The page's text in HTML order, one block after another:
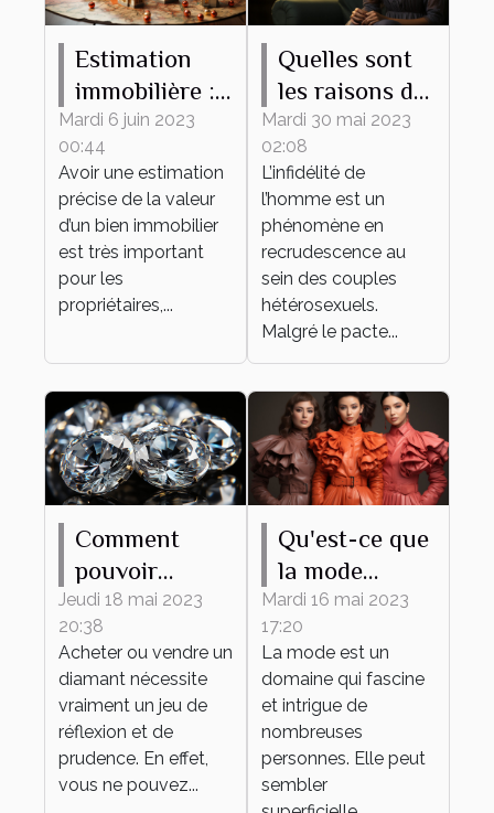
Estimation
immobilière :
ce qu’il faut
savoir
Mardi 6 juin 2023
00:44
Avoir une estimation
précise de la valeur
d’un bien immobilier
est très important
pour les
propriétaires,...
Quelles sont
les raisons de
l’infidélité de
l’homme dans
un couple ?
Mardi 30 mai 2023
02:08
L’infidélité de
l’homme est un
phénomène en
recrudescence au
sein des couples
hétérosexuels.
Malgré le pacte...
Comment
pouvoir
estimer le prix
d’un diamant
?
Jeudi 18 mai 2023
20:38
Acheter ou vendre un
diamant nécessite
vraiment un jeu de
réflexion et de
prudence. En effet,
vous ne pouvez...
Qu'est-ce que
la mode
apporte ?
Mardi 16 mai 2023
17:20
La mode est un
domaine qui fascine
et intrigue de
nombreuses
personnes. Elle peut
sembler